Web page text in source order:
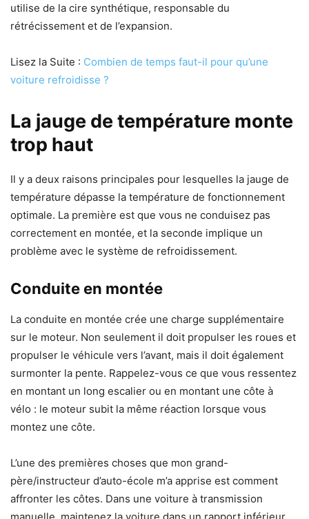
utilise de la cire synthétique, responsable du
rétrécissement et de l’expansion.
Lisez la Suite : Combien de temps faut-il pour qu’une
voiture refroidisse ?
La jauge de température monte
trop haut
Il y a deux raisons principales pour lesquelles la jauge de
température dépasse la température de fonctionnement
optimale. La première est que vous ne conduisez pas
correctement en montée, et la seconde implique un
problème avec le système de refroidissement.
Conduite en montée
La conduite en montée crée une charge supplémentaire
sur le moteur. Non seulement il doit propulser les roues et
propulser le véhicule vers l’avant, mais il doit également
surmonter la pente. Rappelez-vous ce que vous ressentez
en montant un long escalier ou en montant une côte à
vélo : le moteur subit la même réaction lorsque vous
montez une côte.
L’une des premières choses que mon grand-
père/instructeur d’auto-école m’a apprise est comment
affronter les côtes. Dans une voiture à transmission